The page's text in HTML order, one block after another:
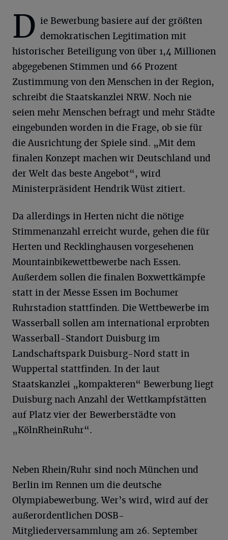
D ie Bewerbung basiere auf der größten
demokratischen Legitimation mit
historischer Beteiligung von über 1,4 Millionen
abgegebenen Stimmen und 66 Prozent
Zustimmung von den Menschen in der Region,
schreibt die Staatskanzlei NRW. Noch nie
seien mehr Menschen befragt und mehr Städte
eingebunden worden in die Frage, ob sie für
die Ausrichtung der Spiele sind. „Mit dem
finalen Konzept machen wir Deutschland und
der Welt das beste Angebot“, wird
Ministerpräsident Hendrik Wüst zitiert.
Da allerdings in Herten nicht die nötige
Stimmenanzahl erreicht wurde, gehen die für
Herten und Recklinghausen vorgesehenen
Mountainbikewettbewerbe nach Essen.
Außerdem sollen die finalen Boxwettkämpfe
statt in der Messe Essen im Bochumer
Ruhrstadion stattfinden. Die Wettbewerbe im
Wasserball sollen am international erprobten
Wasserball-Standort Duisburg im
Landschaftspark Duisburg-Nord statt in
Wuppertal stattfinden. In der laut
Staatskanzlei „kompakteren“ Bewerbung liegt
Duisburg nach Anzahl der Wettkampfstätten
auf Platz vier der Bewerberstädte von
„KölnRheinRuhr“.
Neben Rhein/Ruhr sind noch München und
Berlin im Rennen um die deutsche
Olympiabewerbung. Wer’s wird, wird auf der
außerordentlichen DOSB-
Mitgliederversammlung am 26. September